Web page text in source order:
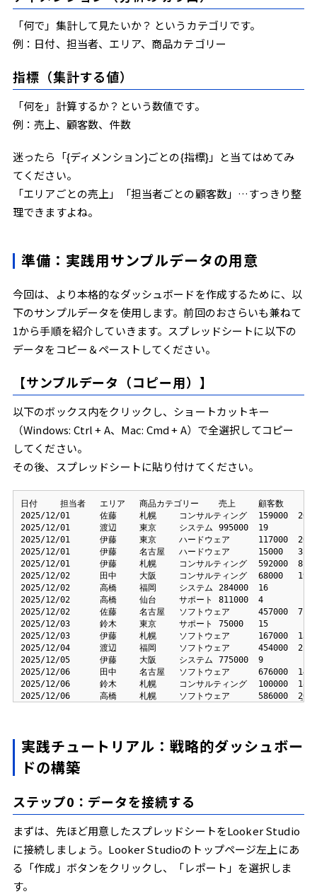
「何で」集計して見たいか？ というカテゴリです。
例：日付、担当者、エリア、商品カテゴリー
指標（集計する値）
「何を」計算するか？という数値です。
例：売上、顧客数、件数
迷ったら「{ディメンション}ごとの{指標}」と当てはめてみ
てください。
「エリアごとの売上」「担当者ごとの顧客数」…すっきり整
理できますよね。
準備：実践用サンプルデータの用意
今回は、より本格的なダッシュボードを作成するために、以
下のサンプルデータを使用します。前回のおさらいも兼ねて
1から手順を紹介していきます。スプレッドシートに以下の
データをコピー＆ペーストしてください。
【サンプルデータ（コピー用）】
以下のボックス内をクリックし、ショートカットキー
（Windows: Ctrl+A、Mac: Cmd+A）で全選択してコピー
してください。
その後、スプレッドシートに貼り付けてください。
実践チュートリアル：戦略的ダッシュボー
ドの構築
ステップ0：データを接続する
まずは、先ほど用意したスプレッドシートをLooker Studio
に接続しましょう。Looker Studioのトップページ左上にあ
る「作成」ボタンをクリックし、「レポート」を選択しま
す。